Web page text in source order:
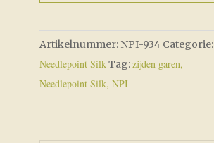
Artikelnummer: NPI-934 Categorie:
Needlepoint SilkTag:zijden garen,
Needlepoint Silk, NPI